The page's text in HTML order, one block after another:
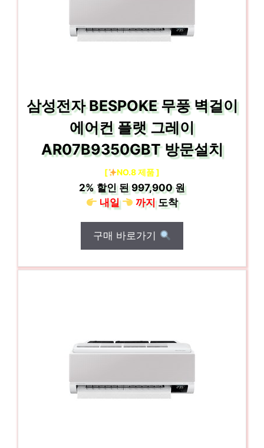
삼성전자 BESPOKE 무풍 벽걸이
에어컨 플랫 그레이
AR07B9350GBT 방문설치
[ NO.8 제품 ]
2%할인 된997,900 원
내일
까지도착
구매 바로가기